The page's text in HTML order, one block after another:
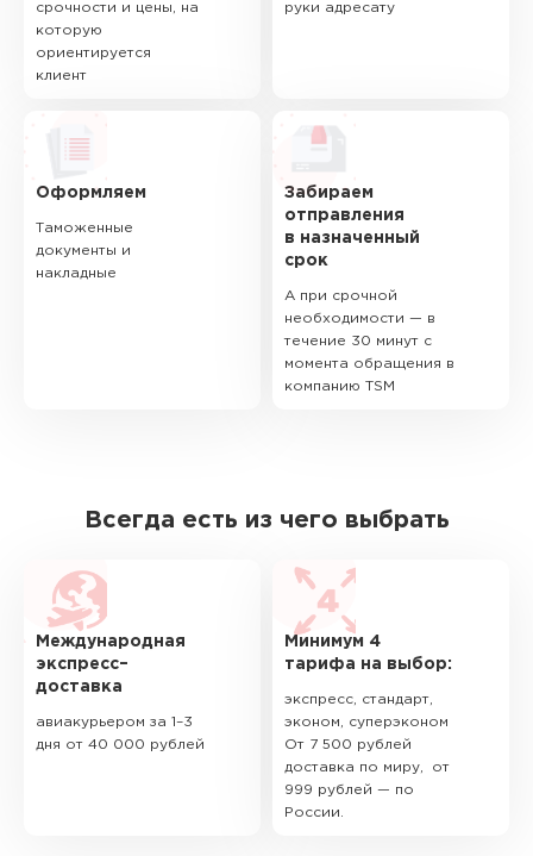
срочности и цены, на
которую
ориентируется
клиент
руки адресату
Оформляем
Таможенные
документы и
накладные
Забираем
отправления
в назначенный
срок
А при срочной
необходимости — в
течение 30 минут с
момента обращения в
компанию TSM
Всегда есть из чего выбрать
Международная
экспресс–
доставка
авиакурьером за 1–3
дня от 40 000 рублей
Минимум 4
тарифа на выбор:
экспресс, стандарт,
эконом, суперэконом
От 7 500 рублей
доставка по миру, от
999 рублей — по
России.